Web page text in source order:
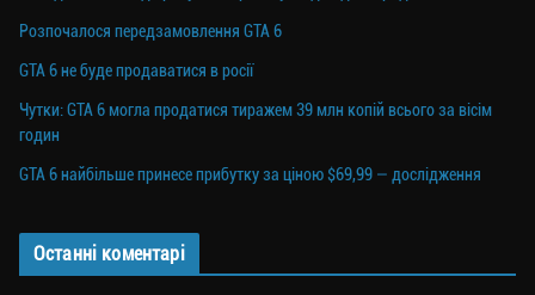
Розпочалося передзамовлення GTA 6
GTA 6 не буде продаватися в росії
Чутки: GTA 6 могла продатися тиражем 39 млн копій всього за вісім
годин
GTA 6 найбільше принесе прибутку за ціною $69,99 — дослідження
Останні коментарі